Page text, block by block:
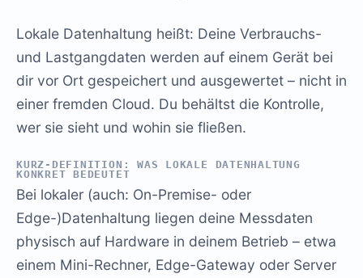
Lokale Datenhaltung heißt: Deine Verbrauchs-
und Lastgangdaten werden auf einem Gerät bei
dir vor Ort gespeichert und ausgewertet – nicht in
einer fremden Cloud. Du behältst die Kontrolle,
wer sie sieht und wohin sie fließen.
KURZ-DEFINITION: WAS LOKALE DATENHALTUNG
KONKRET BEDEUTET
Bei lokaler (auch: On-Premise- oder
Edge-)Datenhaltung liegen deine Messdaten
physisch auf Hardware in deinem Betrieb – etwa
einem Mini-Rechner, Edge-Gateway oder Server